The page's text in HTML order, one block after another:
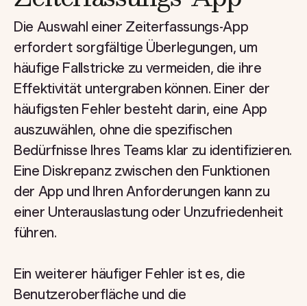
Die Auswahl einer Zeiterfassungs-App
erfordert sorgfältige Überlegungen, um
häufige Fallstricke zu vermeiden, die ihre
Effektivität untergraben können. Einer der
häufigsten Fehler besteht darin, eine App
auszuwählen, ohne die spezifischen
Bedürfnisse Ihres Teams klar zu identifizieren.
Eine Diskrepanz zwischen den Funktionen
der App und Ihren Anforderungen kann zu
einer Unterauslastung oder Unzufriedenheit
führen.
Ein weiterer häufiger Fehler ist es, die
Benutzeroberfläche und die